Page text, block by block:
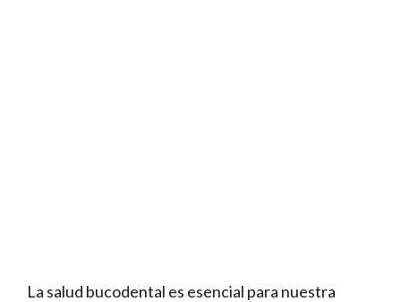
La salud bucodental es esencial para nuestra